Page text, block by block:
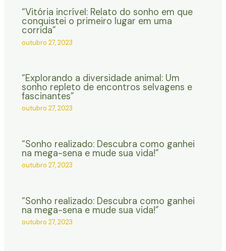
“Vitória incrível: Relato do sonho em que
conquistei o primeiro lugar em uma
corrida”
outubro 27, 2023
“Explorando a diversidade animal: Um
sonho repleto de encontros selvagens e
fascinantes”
outubro 27, 2023
“Sonho realizado: Descubra como ganhei
na mega-sena e mude sua vida!”
outubro 27, 2023
“Sonho realizado: Descubra como ganhei
na mega-sena e mude sua vida!”
outubro 27, 2023